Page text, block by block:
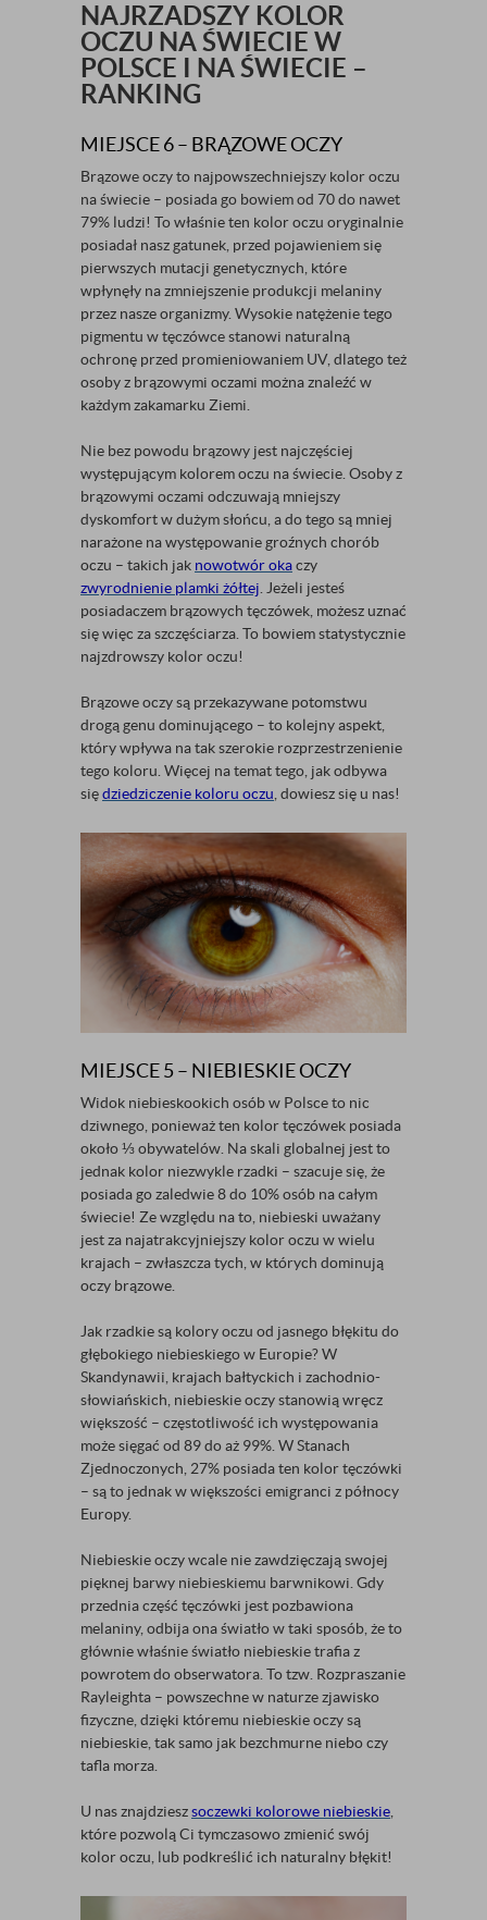
NAJRZADSZY KOLOR
OCZU NA ŚWIECIE W
POLSCE I NA ŚWIECIE –
RANKING
MIEJSCE 6 – BRĄZOWE OCZY
Brązowe oczy to najpowszechniejszy kolor oczu
na świecie – posiada go bowiem od 70 do nawet
79% ludzi! To właśnie ten kolor oczu oryginalnie
posiadał nasz gatunek, przed pojawieniem się
pierwszych mutacji genetycznych, które
wpłynęły na zmniejszenie produkcji melaniny
przez nasze organizmy. Wysokie natężenie tego
pigmentu w tęczówce stanowi naturalną
ochronę przed promieniowaniem UV, dlatego też
osoby z brązowymi oczami można znaleźć w
każdym zakamarku Ziemi.
Nie bez powodu brązowy jest najczęściej
występującym kolorem oczu na świecie. Osoby z
brązowymi oczami odczuwają mniejszy
dyskomfort w dużym słońcu, a do tego są mniej
narażone na występowanie groźnych chorób
oczu – takich jak nowotwór okaczy
zwyrodnienie plamki żółtej . Jeżeli jesteś
posiadaczem brązowych tęczówek, możesz uznać
się więc za szczęściarza. To bowiem statystycznie
najzdrowszy kolor oczu!
Brązowe oczy są przekazywane potomstwu
drogą genu dominującego – to kolejny aspekt,
który wpływa na tak szerokie rozprzestrzenienie
tego koloru. Więcej na temat tego, jak odbywa
siędziedziczenie koloru oczu , dowiesz się u nas!
MIEJSCE 5 – NIEBIESKIE OCZY
Widok niebieskookich osób w Polsce to nic
dziwnego, ponieważ ten kolor tęczówek posiada
około ⅓ obywatelów. Na skali globalnej jest to
jednak kolor niezwykle rzadki – szacuje się, że
posiada go zaledwie 8 do 10% osób na całym
świecie! Ze względu na to, niebieski uważany
jest za najatrakcyjniejszy kolor oczu w wielu
krajach – zwłaszcza tych, w których dominują
oczy brązowe.
Jak rzadkie są kolory oczu od jasnego błękitu do
głębokiego niebieskiego w Europie? W
Skandynawii, krajach bałtyckich i zachodnio-
słowiańskich, niebieskie oczy stanowią wręcz
większość – częstotliwość ich występowania
może sięgać od 89 do aż 99%. W Stanach
Zjednoczonych, 27% posiada ten kolor tęczówki
– są to jednak w większości emigranci z północy
Europy.
Niebieskie oczy wcale nie zawdzięczają swojej
pięknej barwy niebieskiemu barwnikowi. Gdy
przednia część tęczówki jest pozbawiona
melaniny, odbija ona światło w taki sposób, że to
głównie właśnie światło niebieskie trafia z
powrotem do obserwatora. To tzw. Rozpraszanie
Rayleighta – powszechne w naturze zjawisko
fizyczne, dzięki któremu niebieskie oczy są
niebieskie, tak samo jak bezchmurne niebo czy
tafla morza.
U nas znajdzieszsoczewki kolorowe niebieskie
które pozwolą Ci tymczasowo zmienić swój
kolor oczu, lub podkreślić ich naturalny błękit!